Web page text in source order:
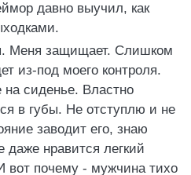
давно выучил, как
Меня защищает. Слишком
из-под моего контроля.
сиденье. Властно
в губы. Не отступлю и не
заводит его, знаю
нравится легкий
вот почему - мужчина тихо